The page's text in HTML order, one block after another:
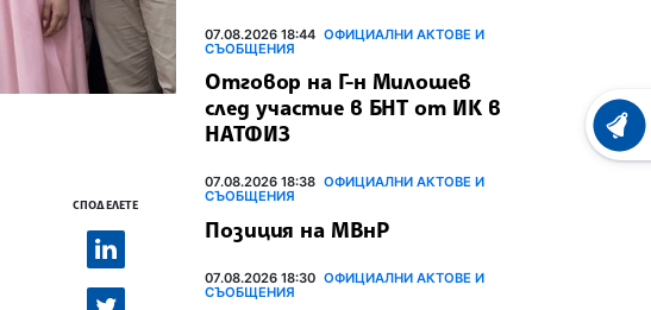
СПОДЕЛЕТЕ
07.08.2026 18:44 ОФИЦИАЛНИ АКТОВЕ И
СЪОБЩЕНИЯ
Отговор на Г-н Милошев
след участие в БНТ от ИК в
НАТФИЗ
07.08.2026 18:38 ОФИЦИАЛНИ АКТОВЕ И
СЪОБЩЕНИЯ
Позиция на МВнР
07.08.2026 18:30 ОФИЦИАЛНИ АКТОВЕ И
СЪОБЩЕНИЯ